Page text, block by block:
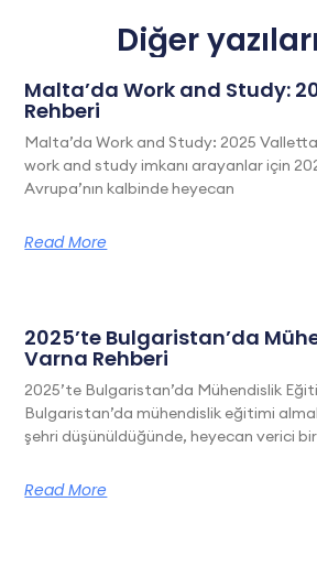
Diğer
Malta’da Work and Study:
Rehberi
Malta’da Work and Study: 2025
work and study imkanı arayanlar için
Avrupa’nın kalbinde heyecan
Read More
2025’te Bulgaristan’da
Varna Rehberi
2025’te Bulgaristan’da Mühendislik
Bulgaristan’da mühendislik eğitimi
şehri düşünüldüğünde, heyecan verici
Read More